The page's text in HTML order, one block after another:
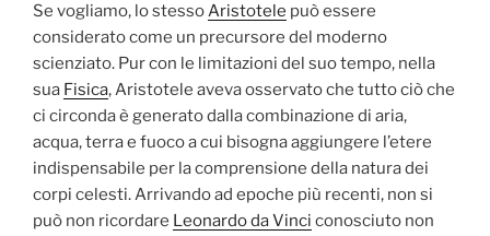
Se vogliamo, lo stessoAristotele può essere
considerato come un precursore del moderno
scienziato. Pur con le limitazioni del suo tempo, nella
sua Fisica, Aristotele aveva osservato che tutto ciò che
ci circonda è generato dalla combinazione di aria,
acqua, terra e fuoco a cui bisogna aggiungere l’etere
indispensabile per la comprensione della natura dei
corpi celesti. Arrivando ad epoche più recenti, non si
può non ricordare Leonardo da Vinci conosciuto non